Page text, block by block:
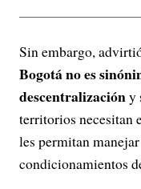
Sin embargo,
Bogotá no es
descentralizacióny
territorios necesitan
les permitan
condicionamientos